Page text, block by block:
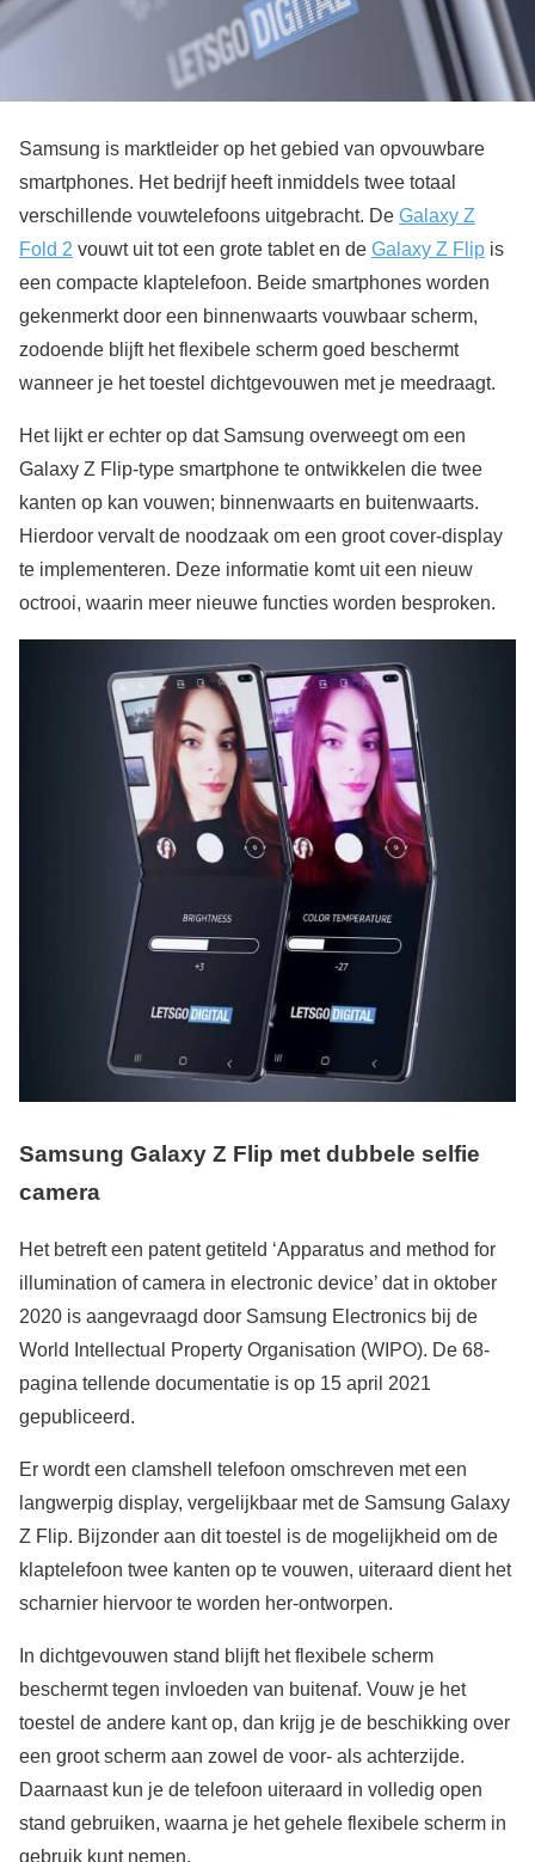
Samsung is marktleider op het gebied van opvouwbare
smartphones. Het bedrijf heeft inmiddels twee totaal
verschillende vouwtelefoons uitgebracht. De Galaxy Z
Fold 2 vouwt uit tot een grote tablet en de Galaxy Z Flip is
een compacte klaptelefoon. Beide smartphones worden
gekenmerkt door een binnenwaarts vouwbaar scherm,
zodoende blijft het flexibele scherm goed beschermt
wanneer je het toestel dichtgevouwen met je meedraagt.
Het lijkt er echter op dat Samsung overweegt om een
Galaxy Z Flip-type smartphone te ontwikkelen die twee
kanten op kan vouwen; binnenwaarts en buitenwaarts.
Hierdoor vervalt de noodzaak om een groot cover-display
te implementeren. Deze informatie komt uit een nieuw
octrooi, waarin meer nieuwe functies worden besproken.
Samsung Galaxy Z Flip met dubbele selfie
camera
Het betreft een patent getiteld ‘Apparatus and method for
illumination of camera in electronic device’ dat in oktober
2020 is aangevraagd door Samsung Electronics bij de
World Intellectual Property Organisation (WIPO). De 68-
pagina tellende documentatie is op 15 april 2021
gepubliceerd.
Er wordt een clamshell telefoon omschreven met een
langwerpig display, vergelijkbaar met de Samsung Galaxy
Z Flip. Bijzonder aan dit toestel is de mogelijkheid om de
klaptelefoon twee kanten op te vouwen, uiteraard dient het
scharnier hiervoor te worden her-ontworpen.
In dichtgevouwen stand blijft het flexibele scherm
beschermt tegen invloeden van buitenaf. Vouw je het
toestel de andere kant op, dan krijg je de beschikking over
een groot scherm aan zowel de voor- als achterzijde.
Daarnaast kun je de telefoon uiteraard in volledig open
stand gebruiken, waarna je het gehele flexibele scherm in
gebruik kunt nemen.